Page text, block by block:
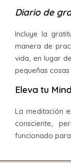
Diario de
Incluye la
manera de
vida, en lugar
pequeñas
Eleva tu
La meditación
consciente,
funcionado